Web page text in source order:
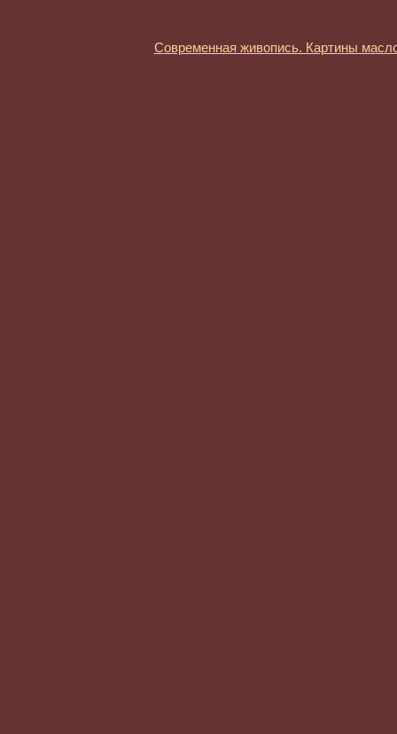
Современная живопись. Картины